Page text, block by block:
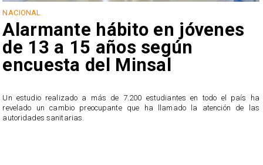
NACIONAL
Alarmante hábito en jóvenes
de 13 a 15 años según
encuesta del Minsal
Un estudio realizado a más de 7.200 estudiantes en todo el país ha
revelado un cambio preocupante que ha llamado la atención de las
autoridades sanitarias.